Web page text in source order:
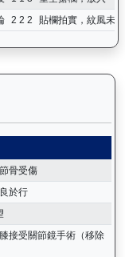
2 2 2 貼欄拍實，紋風未動
錄：查看馬匹完整
骨受傷
於行
接受關節鏡手術（移除